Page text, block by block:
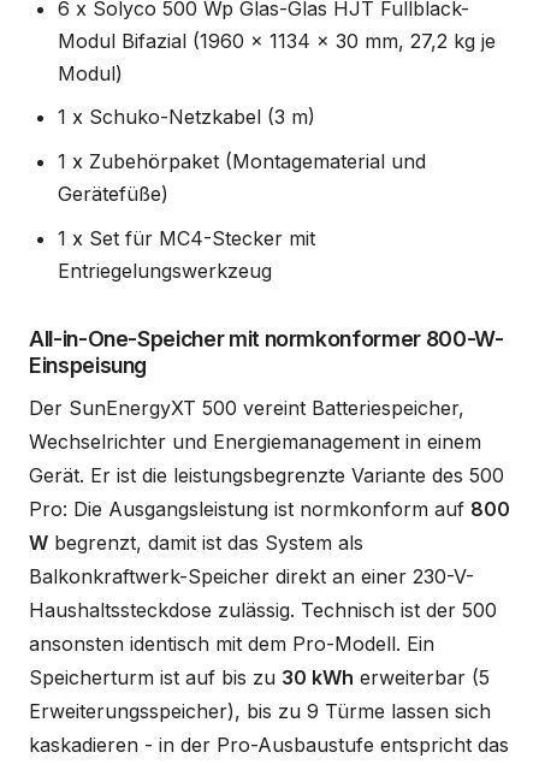
6 x Solyco 500 Wp Glas-Glas HJT Fullblack-
Modul Bifazial (1960 x 1134 x 30 mm, 27,2 kg je
Modul)
1 x Schuko-Netzkabel (3 m)
1 x Zubehörpaket (Montagematerial und
Gerätefüße)
1 x Set für MC4-Stecker mit
Entriegelungswerkzeug
All-in-One-Speicher mit normkonformer 800-W-
Einspeisung
Der SunEnergyXT 500 vereint Batteriespeicher,
Wechselrichter und Energiemanagement in einem
Gerät. Er ist die leistungsbegrenzte Variante des 500
Pro: Die Ausgangsleistung ist normkonform auf 800
W begrenzt, damit ist das System als
Balkonkraftwerk-Speicher direkt an einer 230-V-
Haushaltssteckdose zulässig. Technisch ist der 500
ansonsten identisch mit dem Pro-Modell. Ein
Speicherturm ist auf bis zu 30 kWh erweiterbar (5
Erweiterungsspeicher), bis zu 9 Türme lassen sich
kaskadieren - in der Pro-Ausbaustufe entspricht das